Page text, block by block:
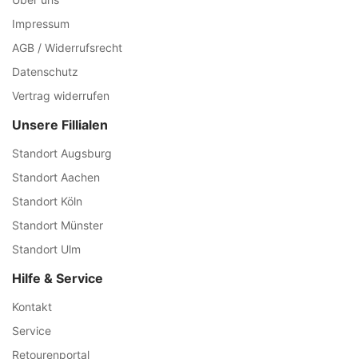
Impressum
AGB / Widerrufsrecht
Datenschutz
Vertrag widerrufen
Unsere Fillialen
Standort Augsburg
Standort Aachen
Standort Köln
Standort Münster
Standort Ulm
Hilfe & Service
Kontakt
Service
Retourenportal